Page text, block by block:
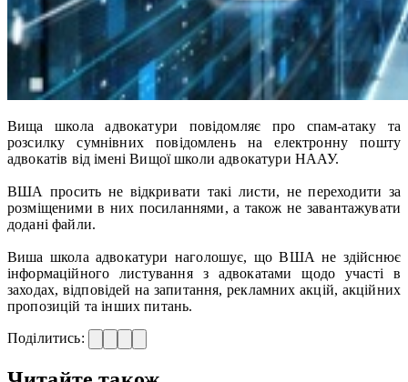
Вища школа адвокатури повідомляє про спам-атаку та
розсилку сумнівних повідомлень на електронну пошту
адвокатів від імені Вищої школи адвокатури НААУ.
ВША просить не відкривати такі листи, не переходити за
розміщеними в них посиланнями, а також не завантажувати
додані файли.
Виша школа адвокатури наголошує, що ВША не здійснює
інформаційного листування з адвокатами щодо участі в
заходах, відповідей на запитання, рекламних акцій, акційних
пропозицій та інших питань.
Поділитись: